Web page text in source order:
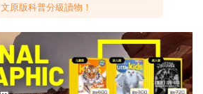
文原版科普分級讀物！